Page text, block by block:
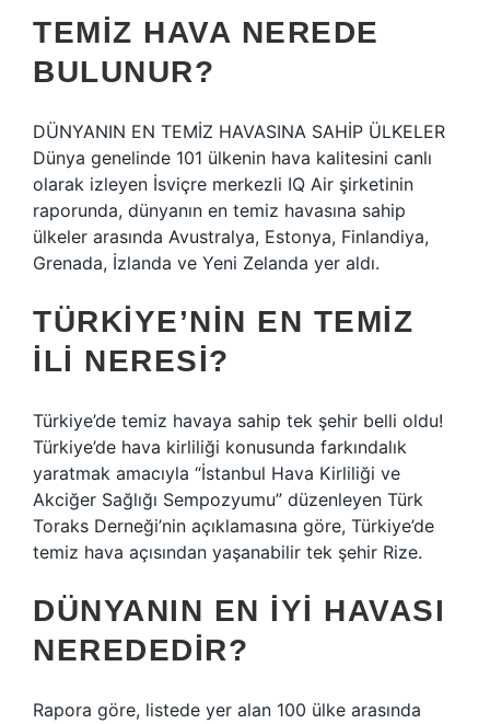
TEMIZ HAVA NEREDE
BULUNUR?
DÜNYANIN EN TEMİZ HAVASINA SAHİP ÜLKELER
Dünya genelinde 101 ülkenin hava kalitesini canlı
olarak izleyen İsviçre merkezli IQ Air şirketinin
raporunda, dünyanın en temiz havasına sahip
ülkeler arasında Avustralya, Estonya, Finlandiya,
Grenada, İzlanda ve Yeni Zelanda yer aldı.
TÜRKIYE’NIN EN TEMIZ
ILI NERESI?
Türkiye’de temiz havaya sahip tek şehir belli oldu!
Türkiye’de hava kirliliği konusunda farkındalık
yaratmak amacıyla “İstanbul Hava Kirliliği ve
Akciğer Sağlığı Sempozyumu” düzenleyen Türk
Toraks Derneği’nin açıklamasına göre, Türkiye’de
temiz hava açısından yaşanabilir tek şehir Rize.
DÜNYANIN EN IYI HAVASI
NEREDEDIR?
Rapora göre, listede yer alan 100 ülke arasında